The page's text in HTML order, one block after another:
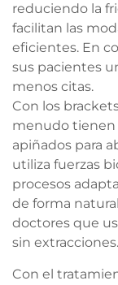
reduciendo la
facilitan las
eficientes. En
sus pacientes
menos citas.
Con los
menudo tienen
apiñados para
utiliza fuerzas
procesos
de forma
doctores que
sin extracciones.
Con el